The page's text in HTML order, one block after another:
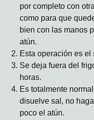
por completo con
como para que
bien con las manos
atún.
Esta operación es el
Se deja fuera del
horas.
Es totalmente
disuelve sal, no
poco el atún.